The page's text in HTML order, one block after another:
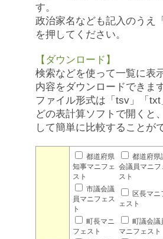
す。
政治家名なども記入のうえ
を押してください。
【ダウンロード】
検索などを使って一覧に表
内容をダウンロードできます
ファイル形式は「tsv」「
どの表計算ソフトで開くと
して簡単に比較することが
都道府県
知事マニフェ
スト
都道府県
会議員マニフ
スト
市議会議
員マニフェス
ト
区長マニ
ェスト
町長マニ
フェスト
町議会議
マニフェスト